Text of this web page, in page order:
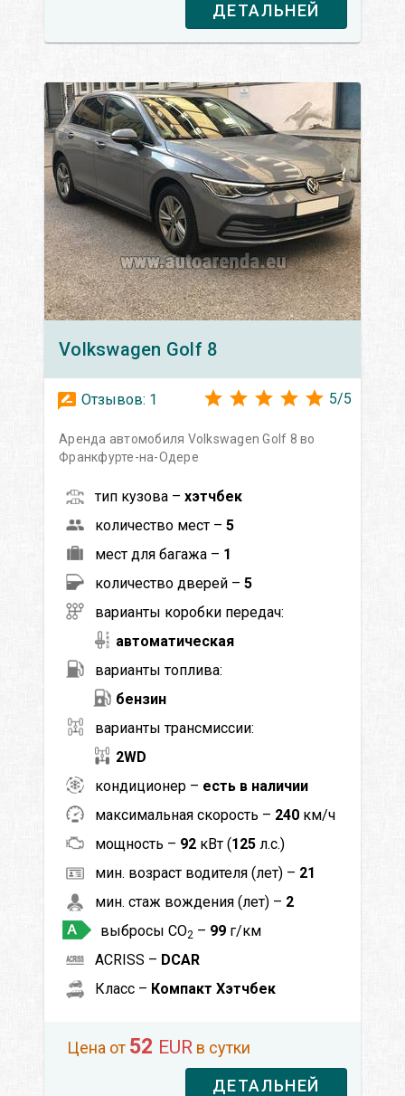
ДЕТАЛЬНЕЙ
Volkswagen Golf 8
Отзывов: 1 5/5
Аренда автомобиля Volkswagen Golf 8 во
Франкфурте-на-Одере
тип кузова – хэтчбек
количество мест – 5
мест для багажа – 1
количество дверей – 5
варианты коробки передач:
автоматическая
варианты топлива:
бензин
варианты трансмиссии:
2WD
кондиционер – есть в наличии
максимальная скорость – 240 км/ч
мощность – 92 кВт (125 л.с.)
мин. возраст водителя (лет) – 21
мин. стаж вождения (лет) – 2
выбросы CO2 – 99 г/км
ACRISS – DCAR
Класс – Компакт Хэтчбек
Цена от 52 EUR в сутки
ДЕТАЛЬНЕЙ